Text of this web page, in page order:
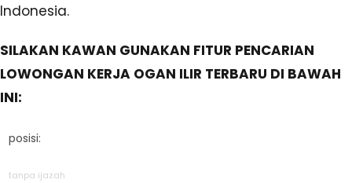
Indonesia.
SILAKAN KAWAN GUNAKAN FITUR PENCARIAN
LOWONGAN KERJA OGAN ILIR TERBARU DI BAWAH
INI:
posisi:
tanpa ijazah